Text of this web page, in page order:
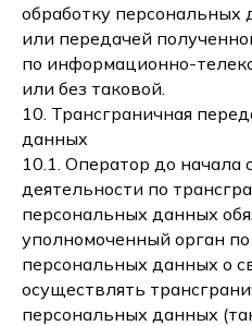
обработку персональных
или передачей
по информационно-
или без таковой.
10. Трансграничная
данных
10.1. Оператор до начала
деятельности по
персональных данных
уполномоченный орган
персональных данных о
осуществлять
персональных данных